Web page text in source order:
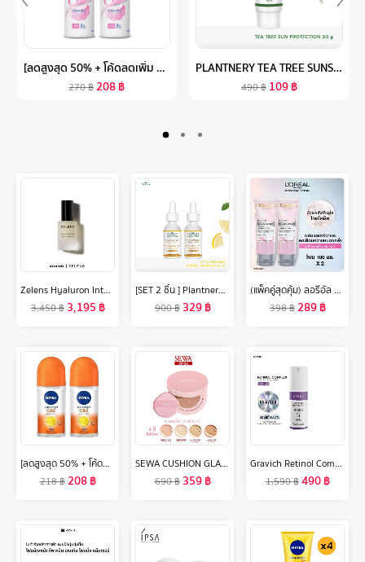
[ลดสูงสุด 50% + โค้ดลดเพิ่ม 20%]นีเวีย เอ็กซ์ตร้า ไบรท์เทนนิ่ง 8 ซูเปอร์ ฟู้ด สเปรย์ ระงับกลิ่นกาย สำหรับผู้หญิง 150 มล. 2 ชิ้น NIVEA
270฿208฿
PLANTNERY TEA TREE SUNSCREEN ACNE OIL CONTROL SPF 50+ PA++++ 30 G
490฿ 109฿
Zelens Hyaluron Intense Hydro-Plumping Serum 30ml. [เซรั่มไฮยาลูโรนิก, ผิวชุ่มชื้น, ผิวยืดหยุ่น]
3,450฿ 3,195 ฿
[SET 2 ชิ้น ] Plantnery Vit C Orange & Lemon Bright Complex Intense Serum 30 ml
900฿ 329฿
(แพ็คคู่สุดคุ้ม) ลอรีอัล ปารีส ไกลโคลิค-ไบรท์ โกลว์อิ้ง เดลี่ คลีนเซอร์ โฟม 100 มล.x2 (Loreal Glycolic, จุดด่างดำดูลดเลือน)
398฿289฿
[ลดสูงสุด 50% + โค้ดลดเพิ่ม 20%]นีเวีย เอ็กซ์ตร้า ไบรท์ ซีแอนด์อี โรลออน 50 มล. 2 ชิ้น NIVEA
218฿208฿
SEWA CUSHION GLASSY MATTE RETOUCH SPF50PA+++ คุชชั่นเซวา คุชชั่นเนื้อแมตต์ เบลอ รูขุมขน คุชชั่นงานผิว
690฿ 359฿
Gravich Retinol Complex Concentrate Serum 30 ml
1,590฿490฿